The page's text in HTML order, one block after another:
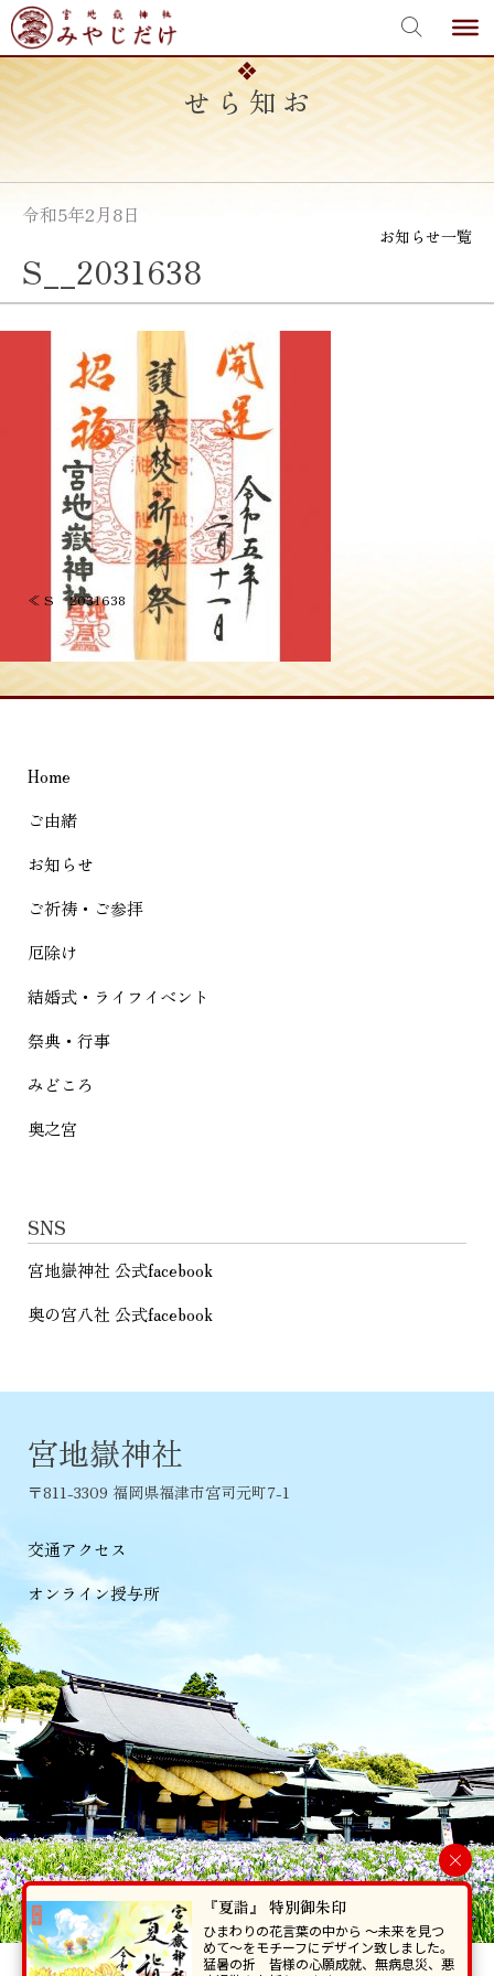
Skip
to
content
お知らせ
令和5年2月8日
お知らせ一覧
S__2031638
投
ナ
ビ
ー
シ
ョ
ン
≪ S__2031638
Home
ご由緒
お知らせ
ご祈祷・ご参拝
厄除け
結婚式・ライフイベント
祭典・行事
みどころ
奥之宮
SNS
宮地嶽神社 公式facebook
奥の宮八社 公式facebook
宮地嶽神社
〒811-3309 福岡県福津市宮司元町7-1
交通アクセス
オンライン授与所
当ホームページで掲載の写真・イラスト等を無断で転写･複製することを
×
『夏詣』 特別御朱印
ひまわりの花言葉の中から 〜未来を見つ
めて〜をモチーフにデザイン致しました。
猛暑の折 皆様の心願成就、無病息災、悪